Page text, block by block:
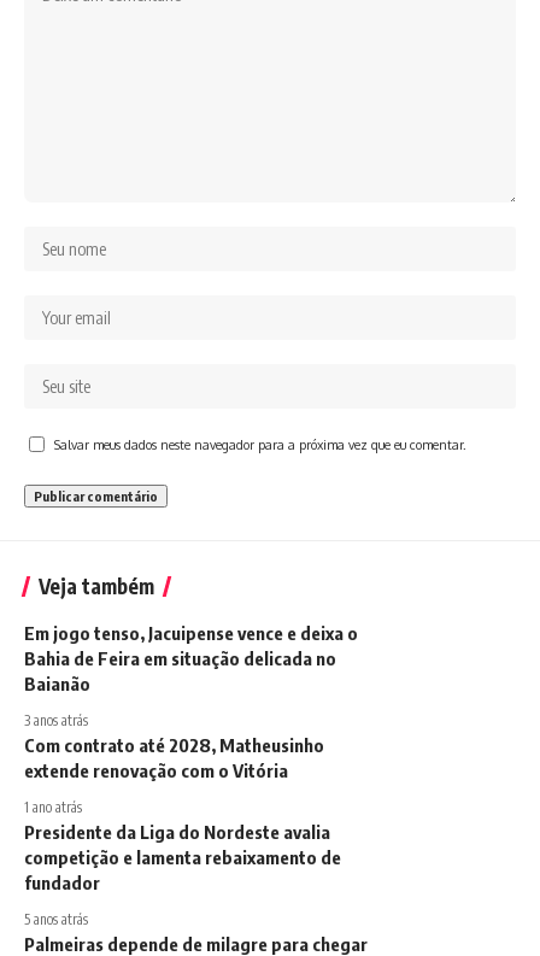
Salvar meus dados neste navegador para a próxima vez que eu comentar.
Veja também
Em jogo tenso, Jacuipense vence e deixa o
Bahia de Feira em situação delicada no
Baianão
3 anos atrás
Com contrato até 2028, Matheusinho
extende renovação com o Vitória
1 ano atrás
Presidente da Liga do Nordeste avalia
competição e lamenta rebaixamento de
fundador
5 anos atrás
Palmeiras depende de milagre para chegar